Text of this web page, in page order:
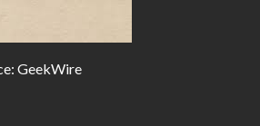
GeekWire